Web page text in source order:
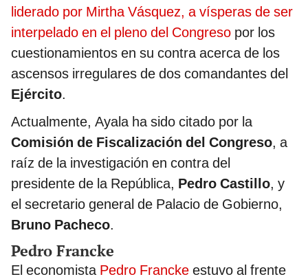
liderado por Mirtha Vásquez, a vísperas de ser
interpelado en el pleno del Congreso por los
cuestionamientos en su contra acerca de los
ascensos irregulares de dos comandantes del
Ejército.
Actualmente, Ayala ha sido citado por la
Comisión de Fiscalización del Congreso, a
raíz de la investigación en contra del
presidente de la República, Pedro Castillo, y
el secretario general de Palacio de Gobierno,
Bruno Pacheco.
Pedro Francke
El economista Pedro Francke estuvo al frente